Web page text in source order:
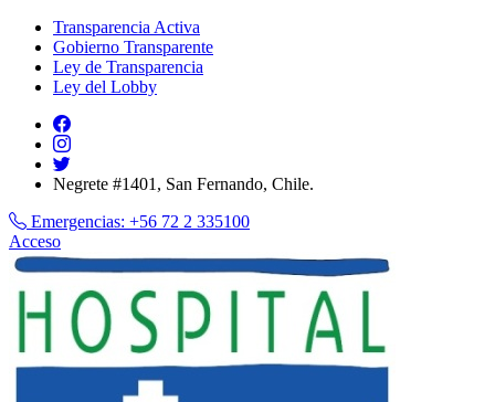
Transparencia Activa
Gobierno Transparente
Ley de Transparencia
Ley del Lobby
Negrete #1401, San Fernando, Chile.
Emergencias: +56 72 2 335100
Acceso